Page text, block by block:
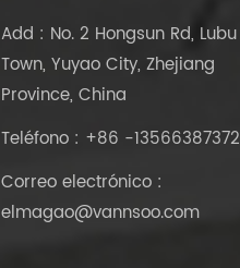
Add : No. 2 Hongsun Rd, Lubu
Town, Yuyao City, Zhejiang
Province, China
Teléfono : +86 -13566387372
Correo electrónico :
elmagao@vannsoo.com